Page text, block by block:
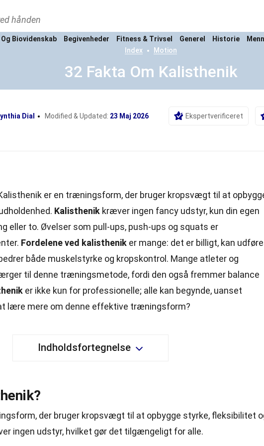
hånden
Biovidenskab Begivenheder Fitness & Trivsel Generel Historie
Index
Motion
32 Fakta Om Kalisthenik
Dial Modified & Updated: 23 Maj 2026 Ekspertverificeret
er en træningsform, der bruger kropsvægt til at
Kalisthenik kræver ingen fancy udstyr, kun din egen
eller to. Øvelser som pull-ups, push-ups og squats er
Fordelene ved kalisthenik er mange: det er billigt, kan
både muskelstyrke og kropskontrol. Mange atleter og
til denne træningsmetode, fordi den også fremmer balance
er ikke kun for professionelle; alle kan begynde, uanset
lære mere om denne effektive træningsform?
Indholdsfortegnelse
der bruger kropsvægt til at opbygge styrke, fleksibilitet
ingen udstyr, hvilket gør det tilgængeligt for alle.